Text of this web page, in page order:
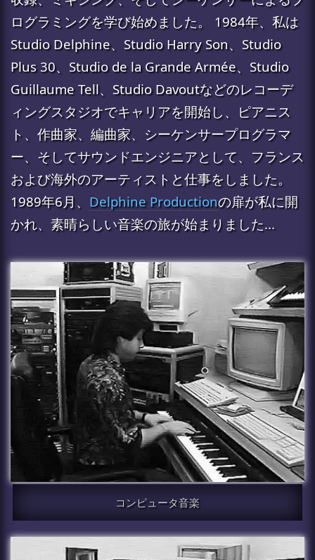
ログラミングを学び始めました。 1984年、私は
Studio Delphine、Studio Harry Son、Studio
Plus 30、Studio de la Grande Armée、Studio
Guillaume Tell、Studio Davoutなどのレコーデ
ィングスタジオでキャリアを開始し、ピアニス
ト、作曲家、編曲家、シーケンサープログラマ
ー、そしてサウンドエンジニアとして、フランス
および海外のアーティストと仕事をしました。
1989年6月、 Delphine Productionの扉が私に開
かれ、素晴らしい音楽の旅が始まりました...
コンピュータ音楽